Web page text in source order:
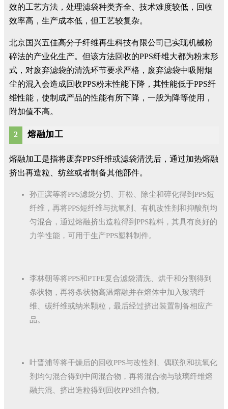
效的工艺方法，处理滤袋种类齐全、技术难度较低，回收
效率高，生产成本低，但工艺较复杂。
北京国兴五佳高分子纤维再生科技有限公司已实现机械粉
碎法的产业化生产。但该方法回收的PPS纤维大都为粉末形
式，对废弃滤袋的清洗环节要求严格，废弃滤袋中吸附烟
尘的混入会造成回收PPS粉末性能下降，其性能低于PPS纤
维性能，使制成产品的性能有所下降，一般为降等使用，
附加值不高。
2 熔融加工
熔融加工是指将废弃PPS纤维或滤袋清洗后，通过加热熔融
挤出再造粒、纺丝或者制备其他部件。
孙正滨等将PPS滤袋分切、开松、除尘和碎化得到PPS短
纤维，再将PPS短纤维与抗氧剂、有机改性剂和抑酸剂均
匀混合，通过熔融挤出造粒得到PPS粒料，其具有良好的
力学性能，可用于生产PPS塑料制件。
李林朝等将PPS和PTFE复合滤袋清洗、烘干和分割得到
条状物，再将条状物高温熔融并在熔体中加入玻璃纤
维、碳纤维或纳米颗粒，最后经过挤出装置制备相应产
品。
叶晋浦等将干燥后的回收PPS与改性剂、偶联剂和抗氧化
剂均匀混合得到中间混合物，再将混合物与玻璃纤维熔
融共混、挤出造粒得到回收PPS组合物。